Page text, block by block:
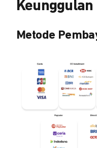
Keunggulan
Metode